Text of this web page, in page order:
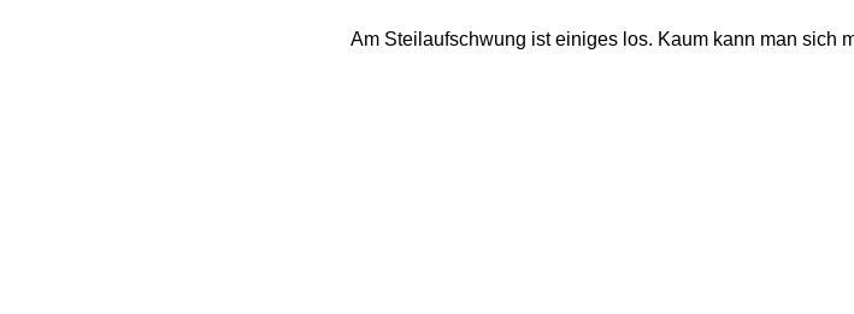
Am Steilaufschwung ist einiges los. Kaum kann man sich